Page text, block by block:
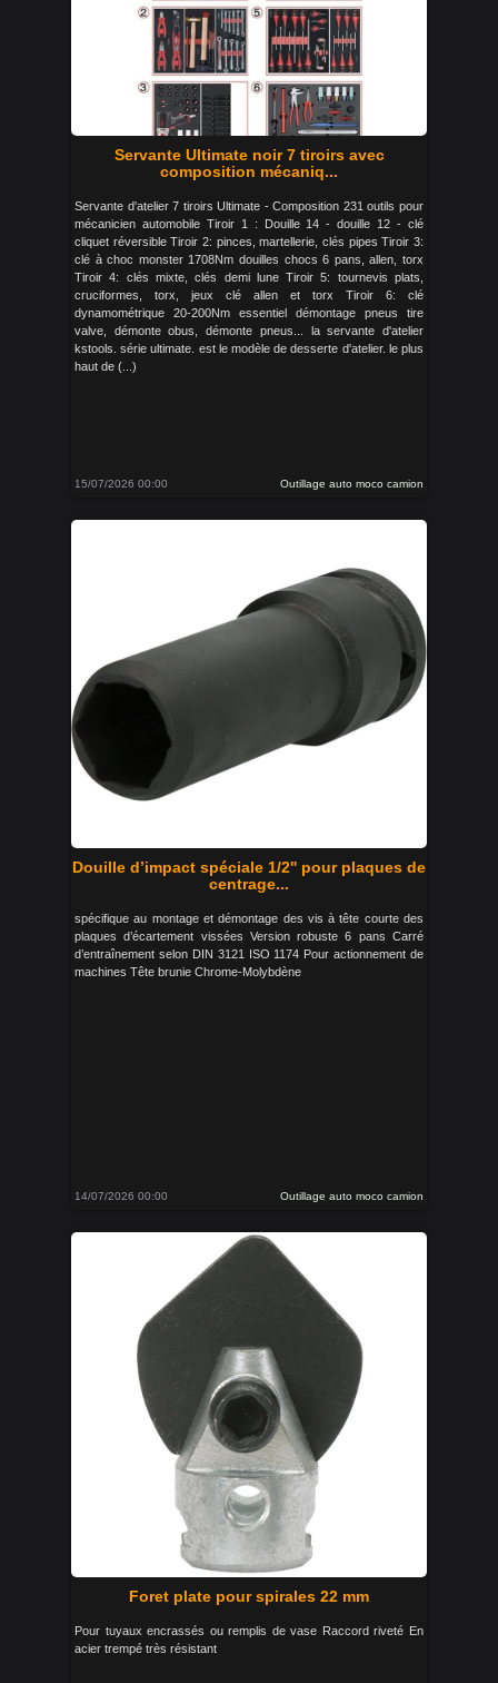
Servante Ultimate noir 7 tiroirs avec
composition mécaniq...
Servante d'atelier 7 tiroirs Ultimate - Composition 231 outils pour
mécanicien automobile Tiroir 1 : Douille 14 - douille 12 - clé
cliquet réversible Tiroir 2: pinces, martellerie, clés pipes Tiroir 3:
clé à choc monster 1708Nm douilles chocs 6 pans, allen, torx
Tiroir 4: clés mixte, clés demi lune Tiroir 5: tournevis plats,
cruciformes, torx, jeux clé allen et torx Tiroir 6: clé
dynamométrique 20-200Nm essentiel démontage pneus tire
valve, démonte obus, démonte pneus... la servante d'atelier
kstools. série ultimate. est le modèle de desserte d'atelier. le plus
haut de (...)
15/07/2026 00:00 Outillage auto moco camion
Douille d’impact spéciale 1/2'' pour plaques de
centrage...
spécifique au montage et démontage des vis à tête courte des
plaques d’écartement vissées Version robuste 6 pans Carré
d’entraînement selon DIN 3121 ISO 1174 Pour actionnement de
machines Tête brunie Chrome-Molybdène
14/07/2026 00:00 Outillage auto moco camion
Foret plate pour spirales 22 mm
Pour tuyaux encrassés ou remplis de vase Raccord riveté En
acier trempé très résistant